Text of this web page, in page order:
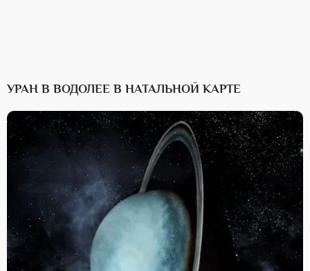
УРАН В ВОДОЛЕЕ В НАТАЛЬНОЙ КАРТЕ